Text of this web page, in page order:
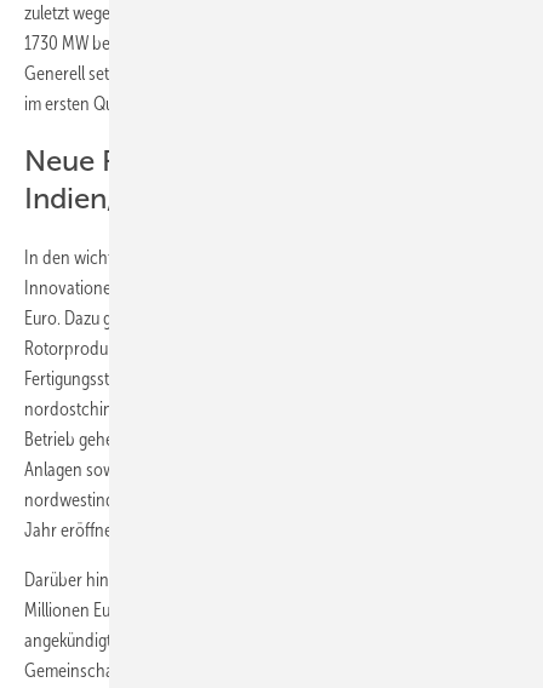
zuletzt wegen des indischen Anteils, der in sieben Bundesstaaten
1730 MW betrug und dort um 39 Prozent auf 3352 MW anstieg.
Generell setzten sämtliche Geschäftsbereiche ihre globale Expansion
im ersten Quartal analog zum Geschäftsplan 2011 – 2013 fort.
Neue Fertigungsstätten in China,
Indien, Brasilien und Spanien
In den wichtigen Windenergiemärkten und im Bereich von
Innovationen erhöhte Gamesa seine Investitionen auf 39 Millionen
Euro. Dazu gehören unter anderem mehr
Rotorproduktionskapazitäten für den Typ G9X-2.0 in China, zwei neue
Fertigungsstätten in der inneren Mongolei und der
nordostchinesischen Provinz Jílín, die noch im laufenden Jahr in
Betrieb gehen sollen, neue Kapazitäten in Indien für G5X-850kW-
Anlagen sowie der Baubeginn eines Rotorwerks im
nordwestindischen Bundesstaat Gujarat, das ebenfalls noch dieses
Jahr eröffnet werden soll.
Darüber hinaus hat Gamesa für 2012 Investitionen von mehr als 60
Millionen Euro für den Bau dreier neuer Produktionsstätten in Indien
angekündigt, in denen im Rahmen eines
Gemeinschaftsunternehmens Rotoren, Maschinenhäuser und Türme